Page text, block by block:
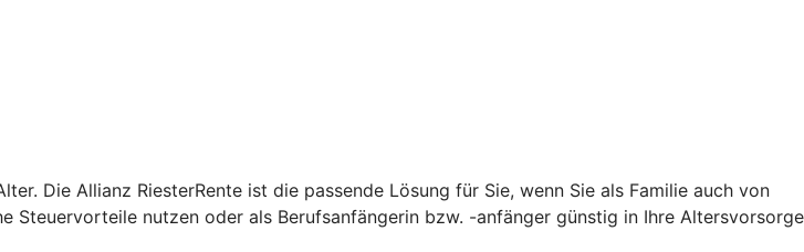
Die Allianz RiesterRente ist die passende Lösung für Sie, wenn Sie als Familie auch von
nutzen oder als Berufsanfängerin bzw. -anfänger günstig in Ihre Altersvorsorge